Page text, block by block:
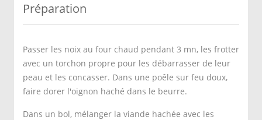
Préparation
Passer les noix au four chaud pendant 3 mn, les frotter
avec un torchon propre pour les débarrasser de leur
peau et les concasser. Dans une poêle sur feu doux,
faire dorer l'oignon haché dans le beurre.
Dans un bol, mélanger la viande hachée avec les